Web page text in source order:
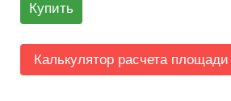
Купить
Калькулятор расчета площади